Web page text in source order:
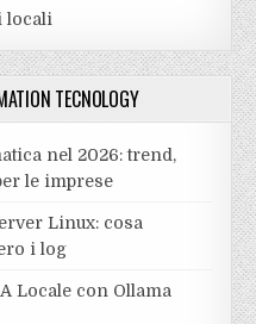
locali
TECNOLOGY
nel 2026: trend,
le imprese
Linux: cosa
i log
Locale con Ollama